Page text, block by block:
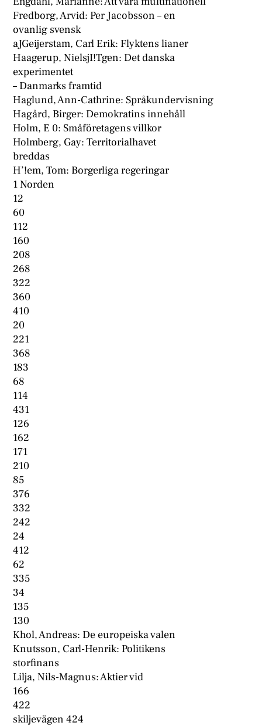
Fredborg, Arvid: Per Jacobsson – en
ovanlig svensk
aJGeijerstam, Carl Erik: Flyktens lianer
Haagerup, NielsjI!Tgen: Det danska
experimentet
– Danmarks framtid
Haglund, Ann-Cathrine: Språkundervisning
Hagård, Birger: Demokratins innehåll
Holm, E 0: Småföretagens villkor
Holmberg, Gay: Territorialhavet
breddas
H’!em, Tom: Borgerliga regeringar
1 Norden
12
60
112
160
208
268
322
360
410
20
221
368
183
68
114
431
126
162
171
210
85
376
332
242
24
412
62
335
34
135
130
Khol, Andreas: De europeiska valen
Knutsson, Carl-Henrik: Politikens
storfinans
Lilja, Nils-Magnus: Aktier vid
166
422
skiljevägen 424